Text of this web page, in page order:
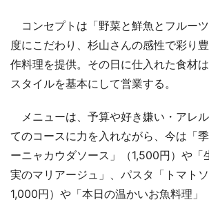
コンセプトは「野菜と鮮魚とフルー
度にこだわり、杉山さんの感性で彩り
作料理を提供。その日に仕入れた食材
スタイルを基本にして営業する。
メニューは、予算や好き嫌い・アレ
てのコースに力を入れながら、今は「
ーニャカウダソース」（1,500円）や「
実のマリアージュ」、パスタ「トマト
1,000円）や「本日の温かいお魚料理」